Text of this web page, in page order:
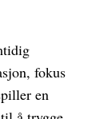
fokus
en